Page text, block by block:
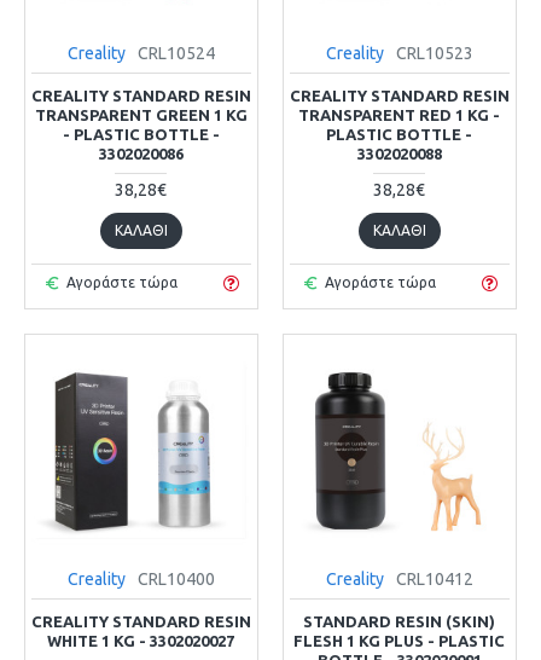
Creality CRL10524
CREALITY STANDARD RESIN
TRANSPARENT GREEN 1 KG
- PLASTIC BOTTLE -
3302020086
38,28€
ΚΑΛΆΘΙ
Αγοράστε τώρα
Creality CRL10523
CREALITY STANDARD RESIN
TRANSPARENT RED 1 KG -
PLASTIC BOTTLE -
3302020088
38,28€
ΚΑΛΆΘΙ
Αγοράστε τώρα
Creality CRL10400
CREALITY STANDARD RESIN
WHITE 1 KG - 3302020027
Creality CRL10412
STANDARD RESIN (SKIN)
FLESH 1 KG PLUS - PLASTIC